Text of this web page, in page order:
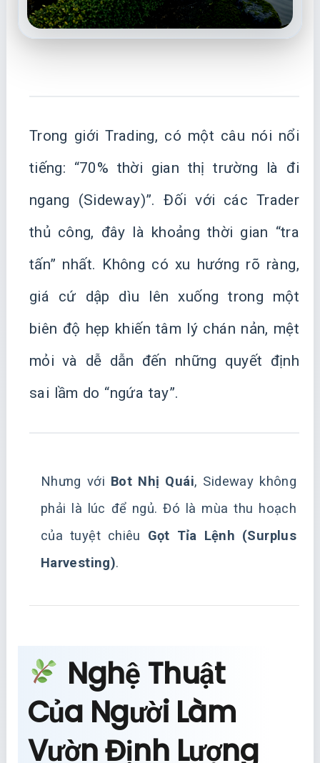
Trong giới Trading, có một câu nói nổi
tiếng: “70% thời gian thị trường là đi
ngang (Sideway)”. Đối với các Trader
thủ công, đây là khoảng thời gian “tra
tấn” nhất. Không có xu hướng rõ ràng,
giá cứ dập dìu lên xuống trong một
biên độ hẹp khiến tâm lý chán nản, mệt
mỏi và dễ dẫn đến những quyết định
sai lầm do “ngứa tay”.
Nhưng với Bot Nhị Quái, Sideway không
phải là lúc để ngủ. Đó là mùa thu hoạch
của tuyệt chiêu Gọt Tỉa Lệnh (Surplus
Harvesting).
Nghệ Thuật
Của Người Làm
Vườn Định Lượng